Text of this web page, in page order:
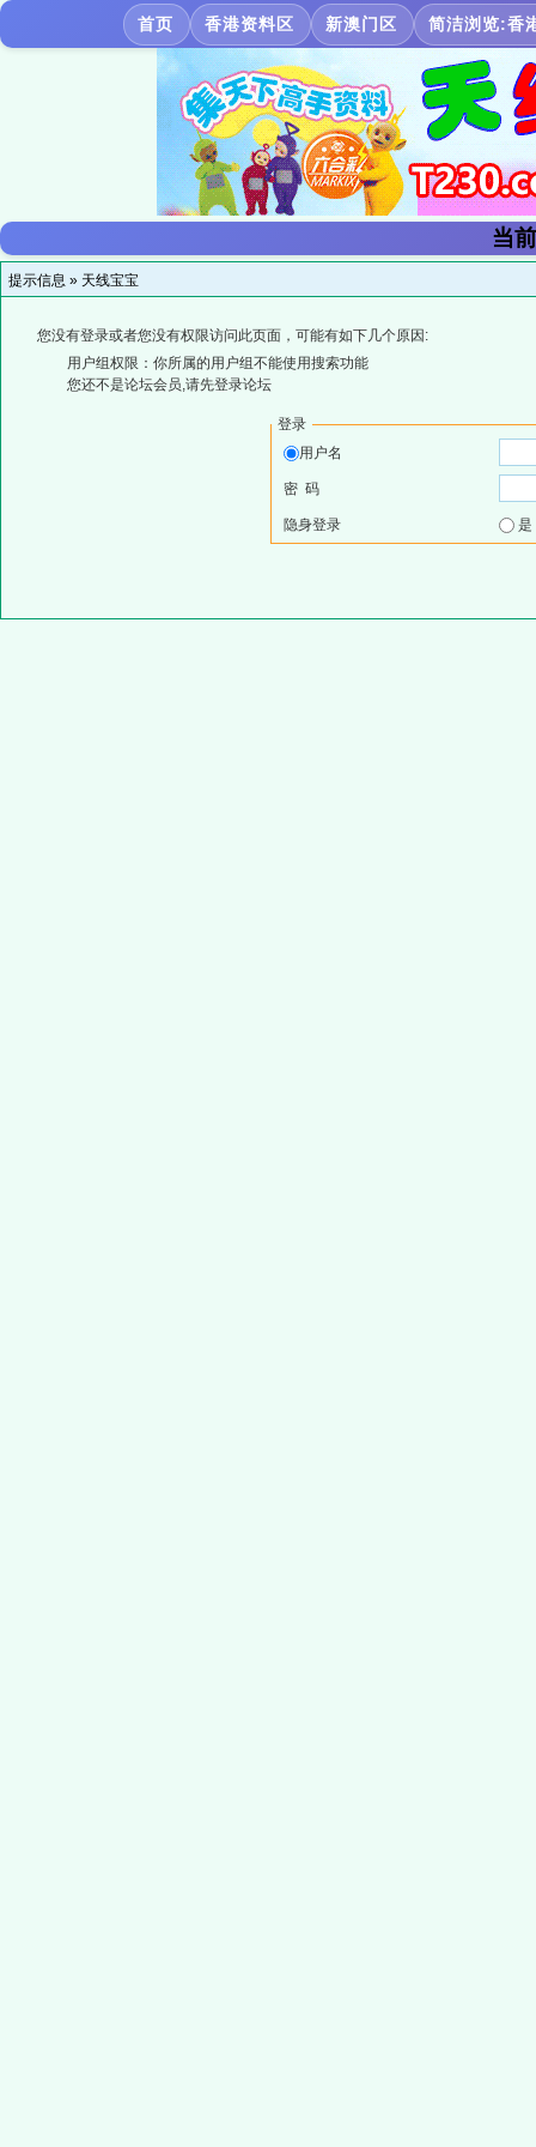
首页 香港资料区 新澳门区 简洁浏览:香
当
提示信息 » 天线宝宝
您没有登录或者您没有权限访问此页面，可能有如下几个原因:
用户组权限：你所属的用户组不能使用搜索功能
您还不是论坛会员,请先登录论坛
登录
用户名
密 码
隐身登录